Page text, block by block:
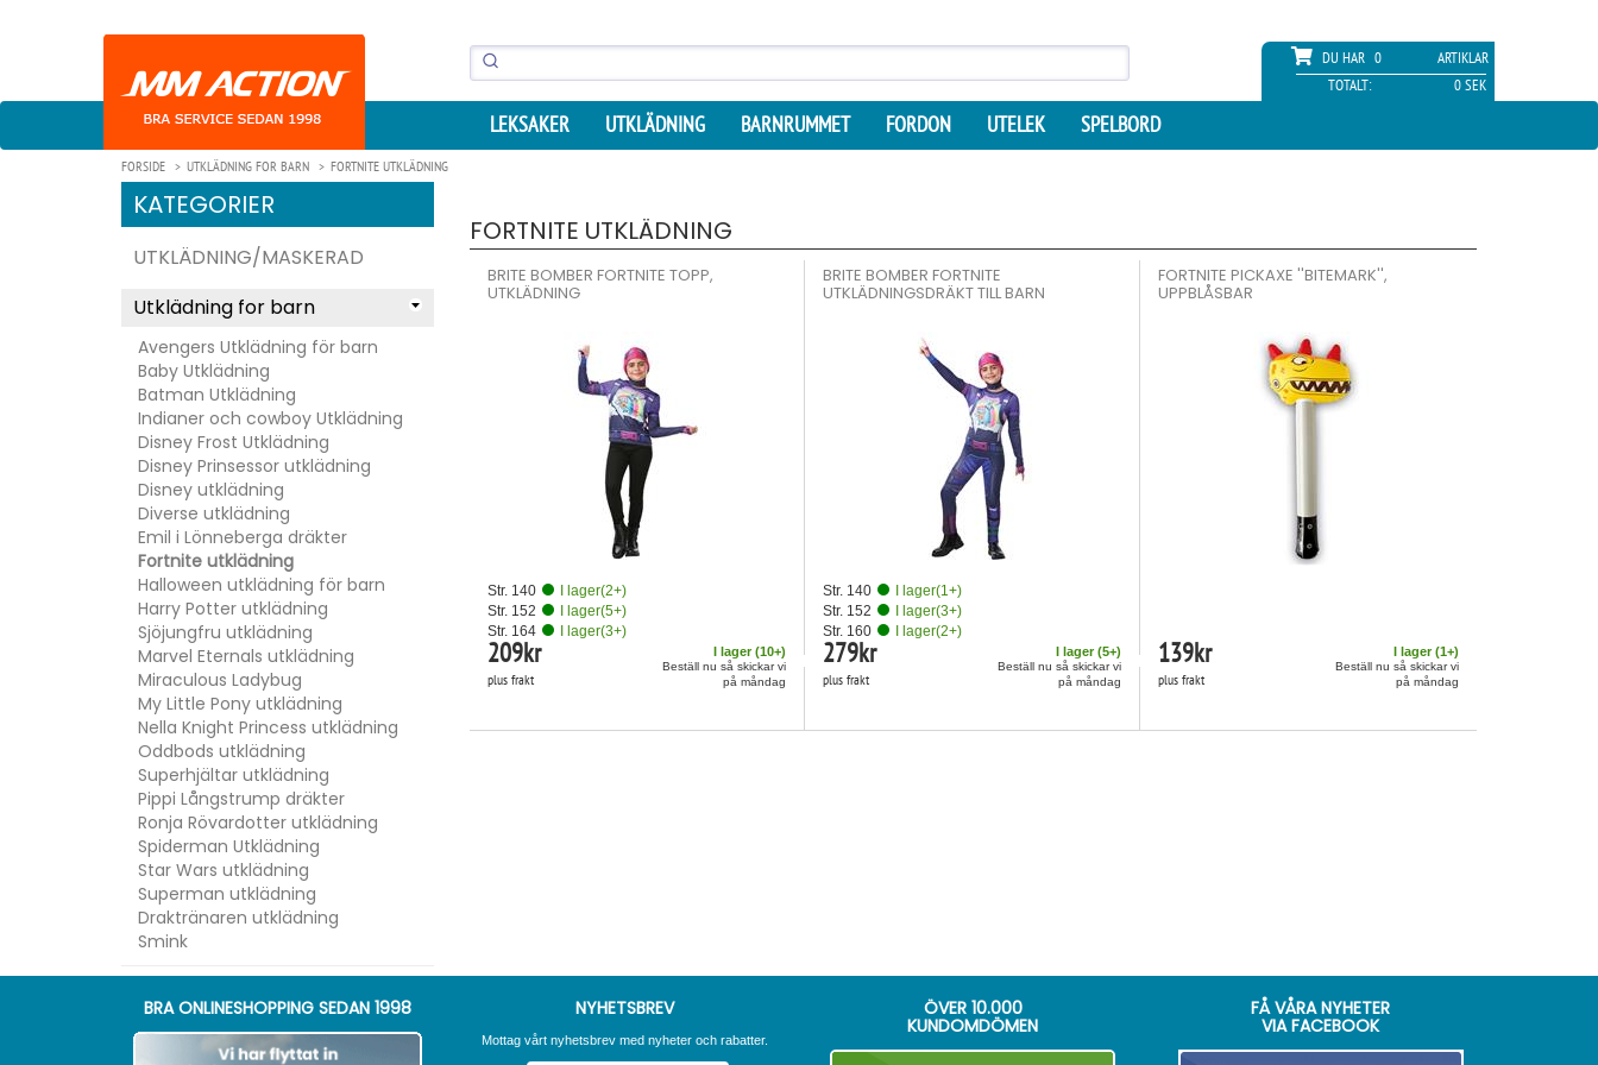
DU HAR 0
ARTIKLAR
TOTALT:
0 SEK
LEKSAKER UTKLÄDNING BARNRUMMET FORDON UTELEK SPELBORD
FORSIDE UTKLÄDNING FOR BARN FORTNITE UTKLÄDNING
KATEGORIER
UTKLÄDNING/MASKERAD
Utklädning for barn
Avengers Utklädning för barn
Baby Utklädning
Batman Utklädning
Indianer och cowboy Utklädning
Disney Frost Utklädning
Disney Prinsessor utklädning
Disney utklädning
Diverse utklädning
Emil i Lönneberga dräkter
Fortnite utklädning
Halloween utklädning för barn
Harry Potter utklädning
Sjöjungfru utklädning
Marvel Eternals utklädning
Miraculous Ladybug
My Little Pony utklädning
Nella Knight Princess utklädning
Oddbods utklädning
Superhjältar utklädning
Pippi Långstrump dräkter
Ronja Rövardotter utklädning
Spiderman Utklädning
Star Wars utklädning
Superman utklädning
Draktränaren utklädning
Smink
FORTNITE UTKLÄDNING
BRITE BOMBER FORTNITE TOPP,
UTKLÄDNING
Str. 140 I lager(2+)
Str. 152
I lager(5+)
Str. 164
I lager(3+)
209kr
plus frakt
I lager (10+)
Beställ nu så skickar vi
på måndag
BRITE BOMBER FORTNITE
UTKLÄDNINGSDRÄKT TILL BARN
Str. 140 I lager(1+)
Str. 152
I lager(3+)
Str. 160
I lager(2+)
279kr
plus frakt
I lager (5+)
Beställ nu så skickar vi
på måndag
FORTNITE PICKAXE ''BITEMARK'',
UPPBLÅSBAR
139kr
plus frakt
I lager (1+)
Beställ nu så skickar vi
på måndag
BRA ONLINESHOPPING SEDAN 1998 NYHETSBREV
Mottag vårt nyhetsbrev med nyheter och rabatter.
ÖVER 10.000
KUNDOMDÖMEN
FÅ VÅRA NYHETER
VIA FACEBOOK